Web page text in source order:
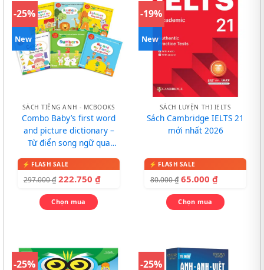
-25%
New
SÁCH TIẾNG ANH - MCBOOKS
Combo Baby’s first word
and picture dictionary –
Từ điển song ngữ qua
297.000₫ 222.750 ₫
Chọn mua
-19%
New
SÁCH LUYỆN THI IELTS
Sách Cambridge IELTS 21
mới nhất 2026
80.000₫ 65.000 ₫
Chọn mua
-25% -25%